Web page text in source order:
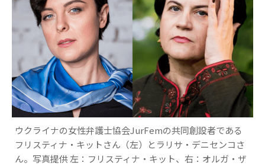
ウクライナの女性弁護士協会JurFemの共同創設者である
フリスティナ・キットさん（左）とラリサ・デニセンコさ
ん。写真提供 左：フリスティナ・キット、右：オルガ・ザ